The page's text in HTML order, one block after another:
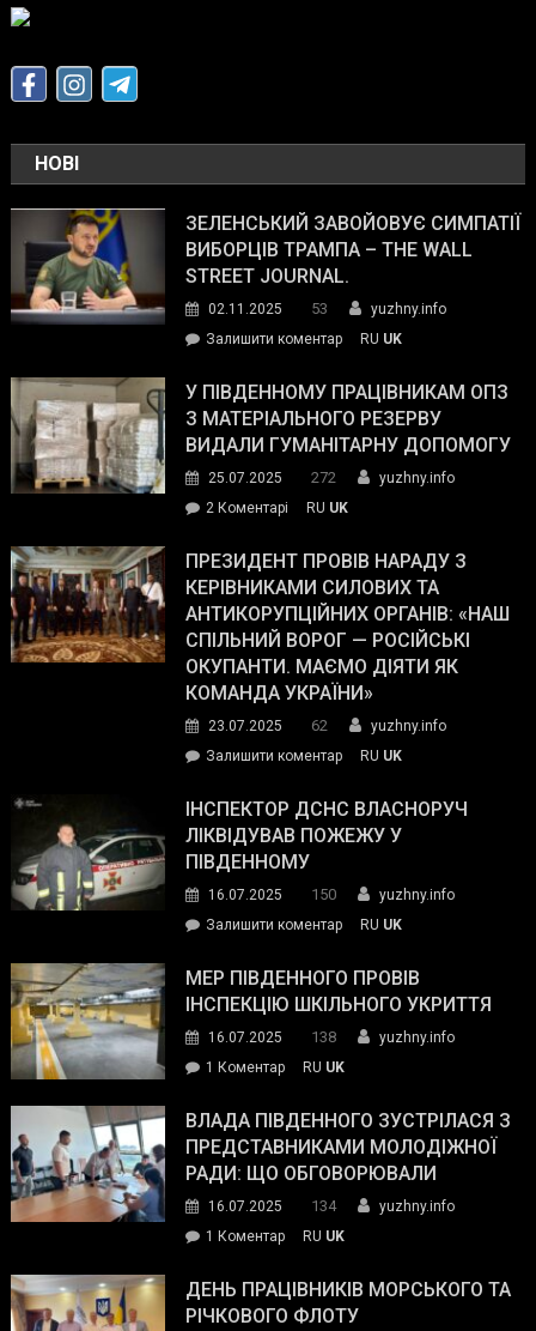
НОВІ
ЗЕЛЕНСЬКИЙ ЗАВОЙОВУЄ СИМПАТІЇ
ВИБОРЦІВ ТРАМПА – THE WALL
STREET JOURNAL.
02.11.2025 53
yuzhny.info
Залишити коментарon
завойовує
симпатії
виборців
The
Street
Journal.
RU UK
У ПІВДЕННОМУ ПРАЦІВНИКАМ ОПЗ
З МАТЕРІАЛЬНОГО РЕЗЕРВУ
ВИДАЛИ ГУМАНІТАРНУ ДОПОМОГУ
25.07.2025 272
yuzhny.info
2 Коментарі
Південному
працівникам
ОПЗ
з
матеріального
резерву
гуманітарну
допомогу
RU UK
ПРЕЗИДЕНТ ПРОВІВ НАРАДУ З
КЕРІВНИКАМИ СИЛОВИХ ТА
АНТИКОРУПЦІЙНИХ ОРГАНІВ: «НАШ
СПІЛЬНИЙ ВОРОГ — РОСІЙСЬКІ
ОКУПАНТИ. МАЄМО ДІЯТИ ЯК
КОМАНДА УКРАЇНИ»
23.07.2025 62
yuzhny.info
Залишити коментарon
провів
нараду
силових
та
органів:
«Наш
спільний
окупанти.
Маємо
діяти
команда
RU UK
ІНСПЕКТОР ДСНС ВЛАСНОРУЧ
ЛІКВІДУВАВ ПОЖЕЖУ У
ПІВДЕННОМУ
16.07.2025 150
yuzhny.info
Залишити коментарon
ДСНС
власноруч
пожежу
у
RU UK
МЕР ПІВДЕННОГО ПРОВІВ
ІНСПЕКЦІЮ ШКІЛЬНОГО УКРИТТЯ
16.07.2025 138
yuzhny.info
1 Коментардо
Південного
провів
інспекцію
RU UK
ВЛАДА ПІВДЕННОГО ЗУСТРІЛАСЯ З
ПРЕДСТАВНИКАМИ МОЛОДІЖНОЇ
РАДИ: ЩО ОБГОВОРЮВАЛИ
16.07.2025 134
yuzhny.info
1 Коментардо
Південного
зустрілася
RU UK
ДЕНЬ ПРАЦІВНИКІВ МОРСЬКОГО ТА
РІЧКОВОГО ФЛОТУ